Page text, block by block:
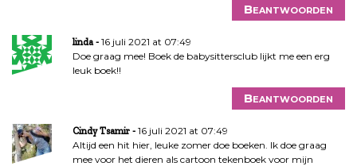
Beantwoorden
linda
16 juli 2021 at 07:49
Doe graag mee! Boek de babysittersclub lijkt me een erg
leuk boek!!
Beantwoorden
Cindy Tsamir
16 juli 2021 at 07:49
Altijd een hit hier, leuke zomer doe boeken. Ik doe graag
mee voor het dieren als cartoon tekenboek voor mijn